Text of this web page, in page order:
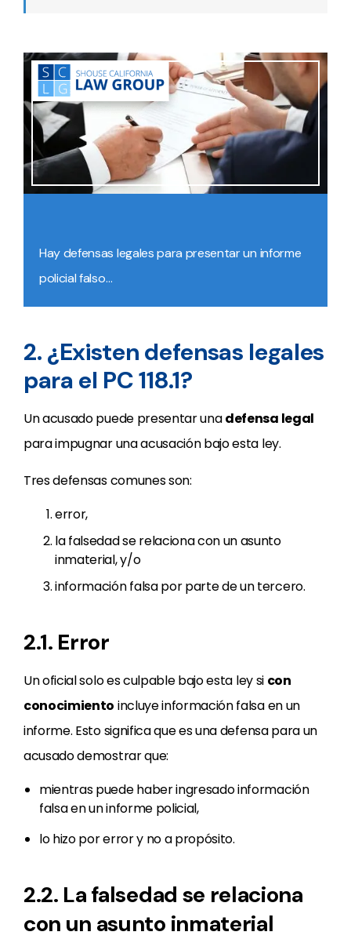
Hay defensas legales para presentar un informe
policial falso…
2. ¿Existen defensas legales
para el PC 118.1?
Un acusado puede presentar unadefensa legal
para impugnar una acusación bajo esta ley.
Tres defensas comunes son:
error,
la falsedad se relaciona con un asunto
inmaterial, y/o
información falsa por parte de un tercero.
2.1. Error
Un oficial solo es culpable bajo esta ley si con
conocimiento incluye información falsa en un
informe. Esto significa que es una defensa para un
acusado demostrar que:
mientras puede haber ingresado información
falsa en un informe policial,
lo hizo por error y no a propósito.
2.2. La falsedad se relaciona
con un asunto inmaterial